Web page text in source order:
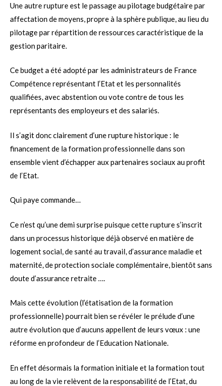
Une autre rupture est le passage au pilotage budgétaire par
affectation de moyens, propre à la sphère publique, au lieu du
pilotage par répartition de ressources caractéristique de la
gestion paritaire.
Ce budget a été adopté par les administrateurs de France
Compétence représentant l’Etat et les personnalités
qualifiées, avec abstention ou vote contre de tous les
représentants des employeurs et des salariés.
Il s’agit donc clairement d’une rupture historique : le
financement de la formation professionnelle dans son
ensemble vient d’échapper aux partenaires sociaux au profit
de l’Etat.
Qui paye commande…
Ce n’est qu’une demi surprise puisque cette rupture s’inscrit
dans un processus historique déjà observé en matière de
logement social, de santé au travail, d’assurance maladie et
maternité, de protection sociale complémentaire, bientôt sans
doute d’assurance retraite ….
Mais cette évolution (l’étatisation de la formation
professionnelle) pourrait bien se révéler le prélude d’une
autre évolution que d’aucuns appellent de leurs vœux : une
réforme en profondeur de l’Education Nationale.
En effet désormais la formation initiale et la formation tout
au long de la vie relèvent de la responsabilité de l’Etat, du